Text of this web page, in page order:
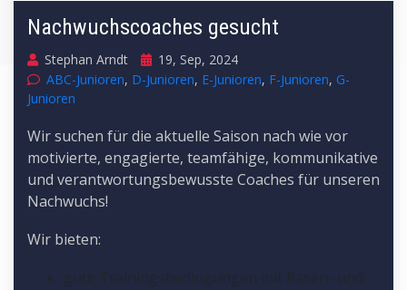
Nachwuchscoaches gesucht
Stephan Arndt
19, Sep, 2024
ABC-Junioren, D-Junioren, E-Junioren, F-Junioren, G-
Junioren
Wir suchen für die aktuelle Saison nach wie vor
motivierte, engagierte, teamfähige, kommunikative
und verantwortungsbewusste Coaches für unseren
Nachwuchs!
Wir bieten: